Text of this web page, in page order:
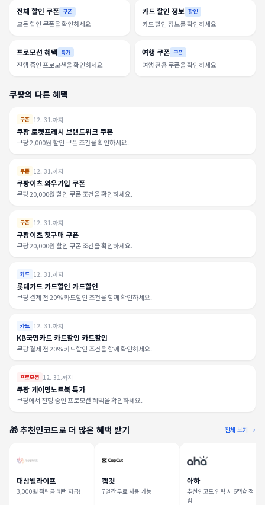
전체 할인 쿠폰 쿠폰
모든 할인 쿠폰을 확인하세요
카드 할인 정보 할인
카드 할인 정보를 확인하세요
프로모션 혜택 특가
진행 중인 프로모션을 확인하세요
여행 쿠폰 쿠폰
여행 전용 쿠폰을 확인하세요
쿠팡의 다른 혜택
쿠폰 12. 31.까지
쿠팡 로켓프레시 브랜드위크 쿠폰
쿠팡 2,000원 할인 쿠폰 조건을 확인하세요.
쿠폰 12. 31.까지
쿠팡이츠 와우가입 쿠폰
쿠팡 20,000원 할인 쿠폰 조건을 확인하세요.
쿠폰 12. 31.까지
쿠팡이츠 첫구매 쿠폰
쿠팡 20,000원 할인 쿠폰 조건을 확인하세요.
카드 12. 31.까지
롯데카드 카드할인 카드할인
쿠팡 결제 전 20% 카드할인 조건을 함께 확인하세요.
카드 12. 31.까지
KB국민카드 카드할인 카드할인
쿠팡 결제 전 20% 카드할인 조건을 함께 확인하세요.
프로모션 12. 31.까지
쿠팡 게이밍노트북 특가
쿠팡에서 진행 중인 프로모션 혜택을 확인하세요.
🎁 추천인코드로 더 많은 혜택 받기 전체 보기 →
대상웰라이프
3,000원 적립금 혜택 지급!
캡컷
7일간 무료 사용 가능
아하
추천인코드 입력 시 6캡슐 적
립